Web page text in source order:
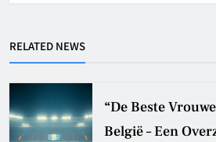
RELATED NEWS
“De Beste
België – Een